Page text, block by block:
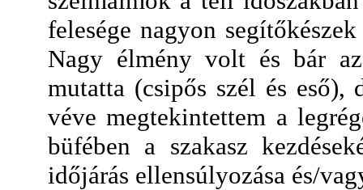
felesége nagyon
Nagy élmény volt és bár
mutatta (csipős szél és eső),
véve megtekintettem a
büfében a szakasz
időjárás ellensúlyozása és/